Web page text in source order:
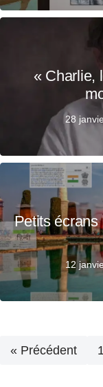
« Charlie,
28
Petits écrans
12
« Précédent